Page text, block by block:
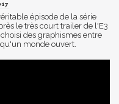
épisode de la série
le très court trailer de l'E3
des graphismes entre
monde ouvert.